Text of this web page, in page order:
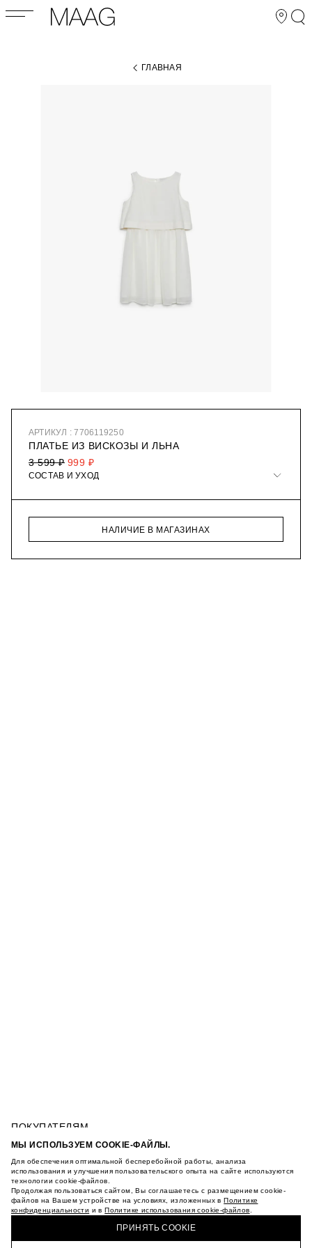
ГЛАВНАЯ
АРТИКУЛ : 7706119250
ПЛАТЬЕ ИЗ ВИСКОЗЫ И ЛЬНА
999 ₽
3 599 ₽
СОСТАВ И УХОД
НАЛИЧИЕ В МАГАЗИНАХ
МЫ ИСПОЛЬЗУЕМ COOKIE-ФАЙЛЫ.
Для обеспечения оптимальной бесперебойной работы, анализа
использования и улучшения пользовательского опыта на сайте используются
технологии cookie-файлов.
Продолжая пользоваться сайтом, Вы соглашаетесь с размещением cookie-
файлов на Вашем устройстве на условиях, изложенных вПолитике
конфиденциальности и вПолитике использования cookie-файлов
ПРИНЯТЬ COOKIE
ПОКУПАТЕЛЯМ
УСЛОВИЯ ИСПОЛЬЗОВАНИЯ ПОДАРОЧНЫХ
ПОЛИТИКА КОНФИДЕНЦИАЛЬНОСТИ
ПОЛИТИКА COOKIE
УСЛОВИЯ ПОКУПКИ
О НАС
ПЛАТЬЕ ИЗ ВИСКОЗЫ И ЛЬНА
КУПИТЬ + ПОЛУЧИТЬ В МАГАЗИНЕ MAAG